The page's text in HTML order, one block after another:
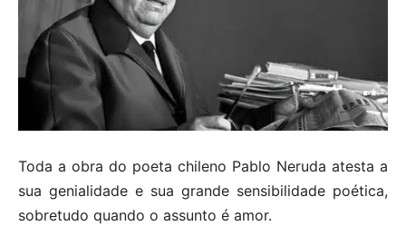
Toda a obra do poeta chileno Pablo Neruda atesta a
sua genialidade e sua grande sensibilidade poética,
sobretudo quando o assunto é amor.